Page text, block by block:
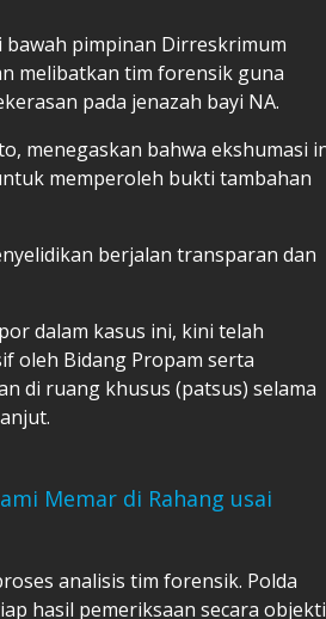
bawah pimpinan Dirreskrimum
melibatkan tim forensik guna
pada jenazah bayi NA.
menegaskan bahwa ekshumasi
memperoleh bukti tambahan
berjalan transparan dan
dalam kasus ini, kini telah
oleh Bidang Propam serta
di ruang khusus (patsus) selama
Memar di Rahang usai
analisis tim forensik. Polda
hasil pemeriksaan secara